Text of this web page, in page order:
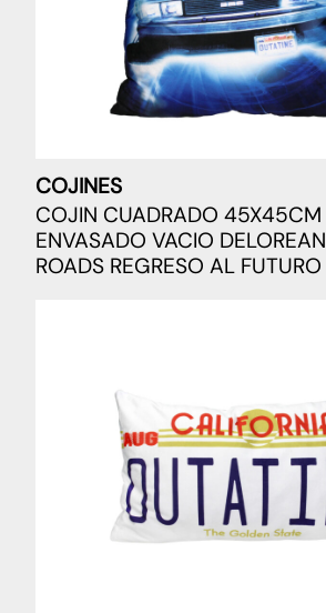
COJINES
COJIN CUADRADO 45X45CM
ENVASADO VACIO DELOREAN
ROADS REGRESO AL FUTURO